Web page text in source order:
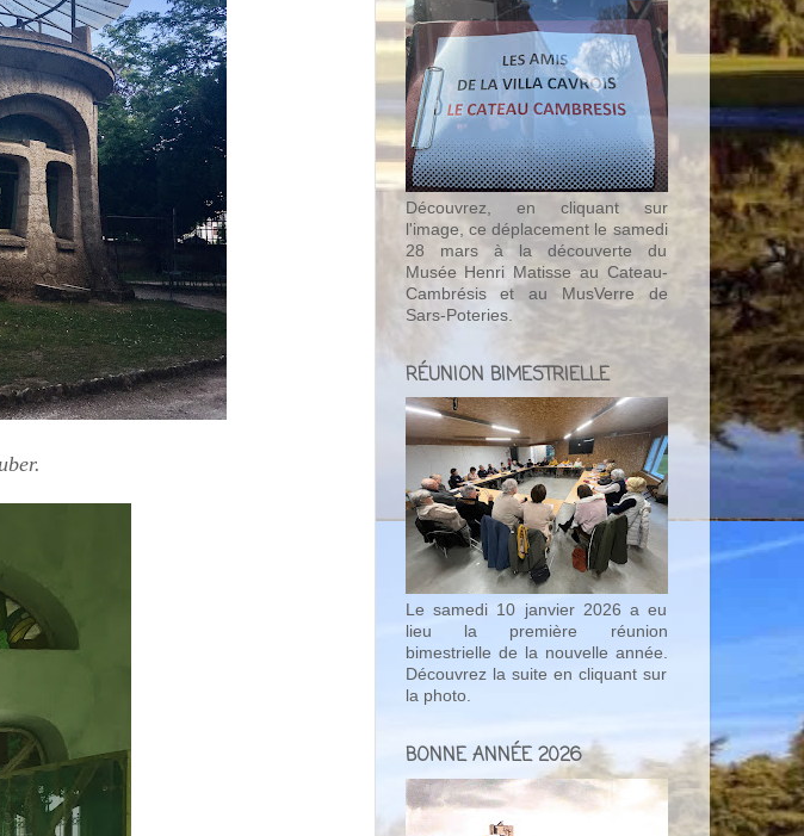
Découvrez, en cliquant sur
l'image, ce déplacement le samedi
28 mars à la découverte du
Musée Henri Matisse au Cateau-
Cambrésis et au MusVerre de
Sars-Poteries.
RÉUNION BIMESTRIELLE
Le samedi 10 janvier 2026 a eu
lieu la première réunion
bimestrielle de la nouvelle année.
Découvrez la suite en cliquant sur
la photo.
BONNE ANNÉE 2026